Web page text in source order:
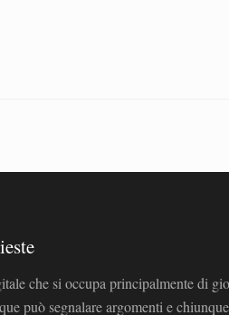
che si occupa principalmente di
può segnalare argomenti e